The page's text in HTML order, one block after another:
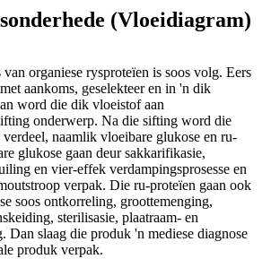
(Vloeidiagram)
organiese rysproteïen is soos volg. Eers
aankoms, geselekteer en in 'n dik
word die dik vloeistof aan
onderwerp. Na die sifting word die
naamlik vloeibare glukose en ru-
glukose gaan deur sakkarifikasie,
en vier-effek verdampingsprosesse en
verpak. Die ru-proteïen gaan ook
soos ontkorreling, groottemenging,
sterilisasie, plaatraam- en
Dan slaag die produk 'n mediese diagnose
produk verpak.